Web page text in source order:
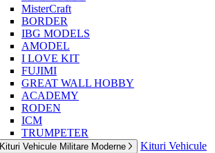
MisterCraft
BORDER
IBG MODELS
AMODEL
I LOVE KIT
FUJIMI
GREAT WALL HOBBY
ACADEMY
RODEN
ICM
TRUMPETER
Kituri Vehicule Militare Moderne
Kituri Vehicule